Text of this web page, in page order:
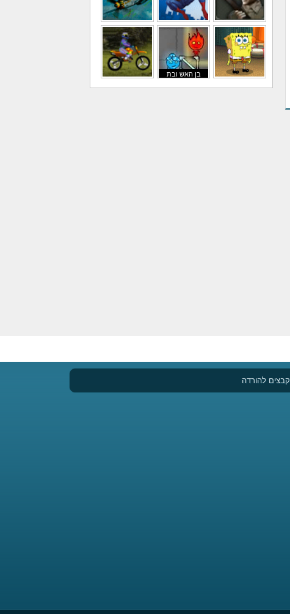
משחקי מלחמה משחקי גיבורים משחקי טיסה
בן האש ובת
קבצים להורדה